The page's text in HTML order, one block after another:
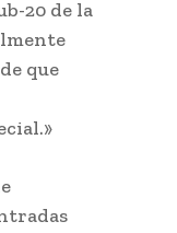
20 de la
que